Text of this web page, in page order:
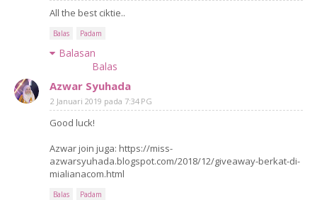
All the best ciktie..
Balas Padam
Balasan
Balas
Azwar Syuhada
2 Januari 2019 pada 7:34 PG
Good luck!
Azwar join juga: https://miss-
azwarsyuhada.blogspot.com/2018/12/giveaway-berkat-di-
mialianacom.html
Balas Padam